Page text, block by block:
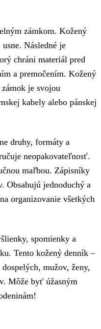
zámkom. Kožený
Následné je
chráni materiál pred
a premočením. Kožený
je svojou
kabely alebo pánskej
druhy, formáty a
neopakovateľnosť.
maľbou. Zápisníky
Obsahujú jednoduchý a
organizovanie všetkých
spomienky a
Tento kožený denník –
mužov, ženy,
Môže byť úžasným